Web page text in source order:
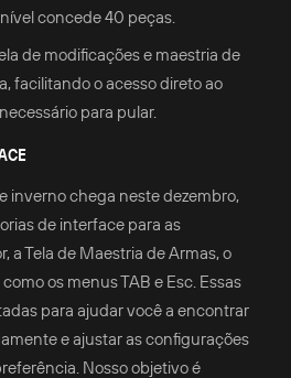
concede 40 peças.
de modificações e maestria de
facilitando o acesso direto ao
para pular.
inverno chega neste dezembro,
de interface para as
a Tela de Maestria de Armas, o
os menus TAB e Esc. Essas
para ajudar você a encontrar
e ajustar as configurações
Nosso objetivo é